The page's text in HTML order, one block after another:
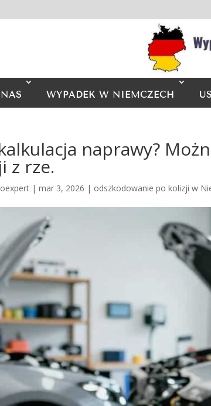
WYPADEK W NIEMCZECH
naprawy?
z rze.
|mar 3, 2026 | odszkodowanie po kolizji w